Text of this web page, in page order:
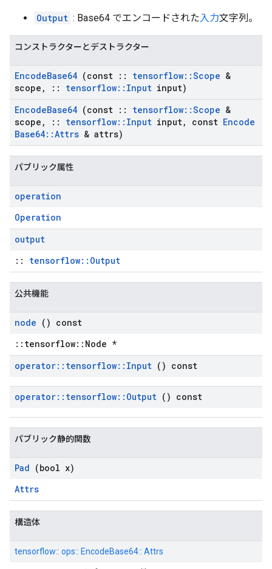
Output : Base64 でエンコードされた入力文字列。
コンストラクターとデストラクター
EncodeBase64 (const :: tensorflow::Scope &
scope , :: tensorflow:: Input input)
EncodeBase64 (const :: tensorflow::Scope &
scope , :: tensorflow:: Input input, const Encode
Base64::Attrs & attrs)
パブリック属性
operation
Operation
output
:: tensorflow::Output
公共機能
node () const
::tensorflow::Node *
operator:: tensorflow:: Input () const
operator:: tensorflow:: Output () const
パブリック静的関数
Pad (bool x)
Attrs
構造体
tensorflow:: ops:: EncodeBase64:: Attrs